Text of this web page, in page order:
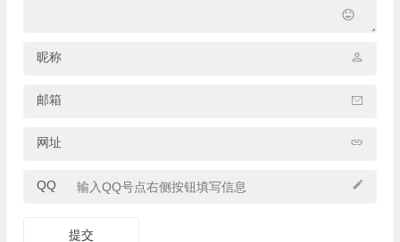
昵称
邮箱
网址
QQ